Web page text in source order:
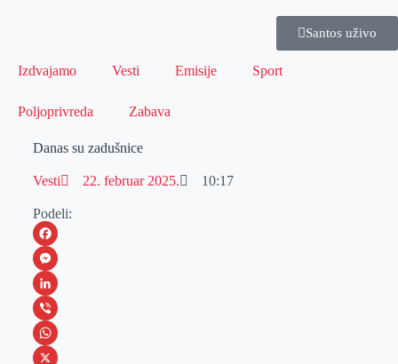
Santos uživo
Izdvajamo Vesti Emisije Sport
Poljoprivreda Zabava
Danas su zadušnice
Vesti 22. februar 2025. 10:17
Podeli:
F
a
c
e
b
M
e
s
s
L
i
n
V
iW